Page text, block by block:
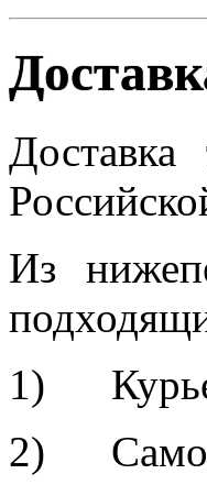
Доставка
Из
1)
2)